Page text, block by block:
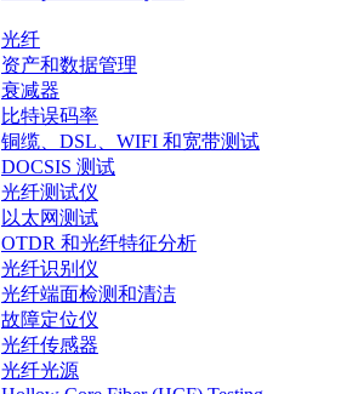
光纤
资产和数据管理
衰减器
比特误码率
铜缆、DSL、WIFI 和宽带测试
DOCSIS 测试
光纤测试仪
以太网测试
OTDR 和光纤特征分析
光纤识别仪
光纤端面检测和清洁
故障定位仪
光纤传感器
光纤光源